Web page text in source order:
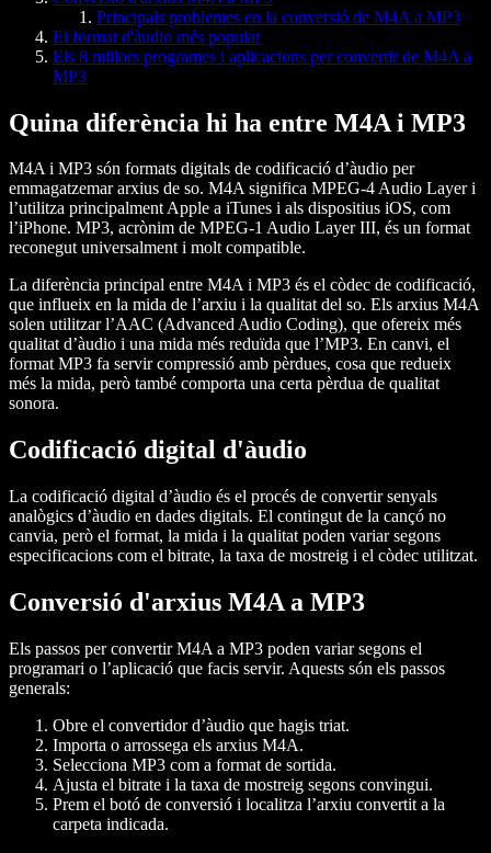
Principals problemes en la conversió de M4A a MP3
El format d'àudio més popular
Els 8 millors programes i aplicacions per convertir de M4A a
MP3
Quina diferència hi ha entre M4A i MP3
M4A i MP3 són formats digitals de codificació d’àudio per
emmagatzemar arxius de so. M4A significa MPEG-4 Audio Layer i
l’utilitza principalment Apple a iTunes i als dispositius iOS, com
l’iPhone. MP3, acrònim de MPEG-1 Audio Layer III, és un format
reconegut universalment i molt compatible.
La diferència principal entre M4A i MP3 és el còdec de codificació,
que influeix en la mida de l’arxiu i la qualitat del so. Els arxius M4A
solen utilitzar l’AAC (Advanced Audio Coding), que ofereix més
qualitat d’àudio i una mida més reduïda que l’MP3. En canvi, el
format MP3 fa servir compressió amb pèrdues, cosa que redueix
més la mida, però també comporta una certa pèrdua de qualitat
sonora.
Codificació digital d'àudio
La codificació digital d’àudio és el procés de convertir senyals
analògics d’àudio en dades digitals. El contingut de la cançó no
canvia, però el format, la mida i la qualitat poden variar segons
especificacions com el bitrate, la taxa de mostreig i el còdec utilitzat.
Conversió d'arxius M4A a MP3
Els passos per convertir M4A a MP3 poden variar segons el
programari o l’aplicació que facis servir. Aquests són els passos
generals:
Obre el convertidor d’àudio que hagis triat.
Importa o arrossega els arxius M4A.
Selecciona MP3 com a format de sortida.
Ajusta el bitrate i la taxa de mostreig segons convingui.
Prem el botó de conversió i localitza l’arxiu convertit a la
carpeta indicada.